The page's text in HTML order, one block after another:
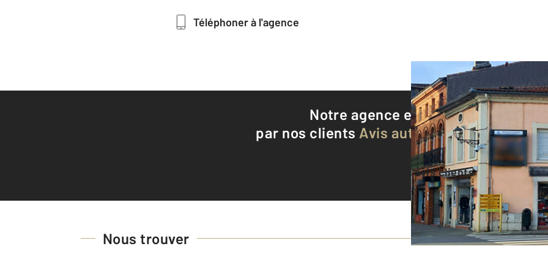
Téléphoner à l'agence
Notre agence est notée9,0/10
par nos clients Avis authentifiés par
Voir tous les avis clients
Nous trouver